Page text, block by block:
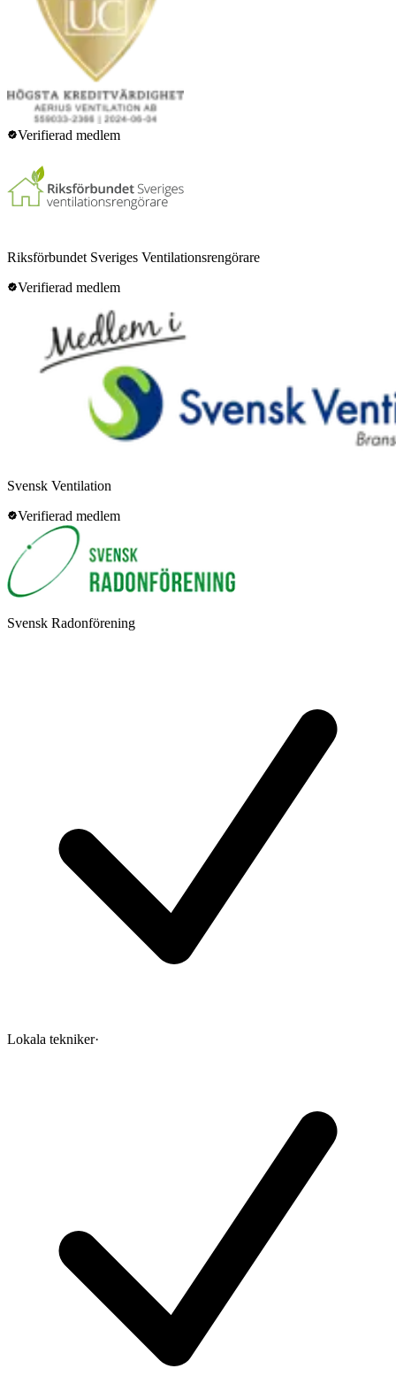
Verifierad medlem
Riksförbundet Sveriges Ventilationsrengörare
Verifierad medlem
Svensk Ventilation
Verifierad medlem
Svensk Radonförening
Lokala tekniker·